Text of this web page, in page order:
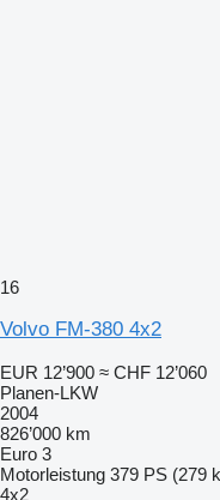
16
Volvo FM-380 4x2
EUR 12’900 ≈ CHF 12’060
Planen-LKW
2004
826’000 km
Euro 3
Motorleistung 379 PS (279
4x2